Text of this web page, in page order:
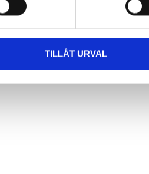
TILLÅT URVAL
79
Hål- och